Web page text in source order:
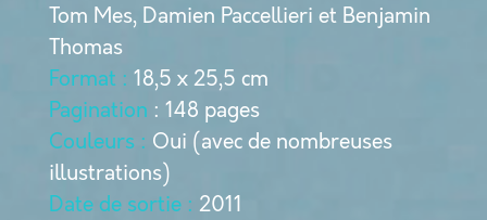
Tom Mes, Damien Paccellieri et Benjamin
Thomas
Format : 18,5 x 25,5 cm
Pagination : 148 pages
Couleurs : Oui (avec de nombreuses
illustrations)
Date de sortie : 2011